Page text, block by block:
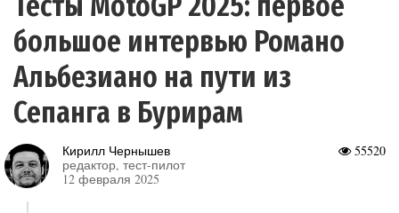
большое интервью Романо
Альбезиано на пути из
Сепанга в Бурирам
55520
Кирилл Чернышев
редактор, тест-пилот
12 февраля 2025